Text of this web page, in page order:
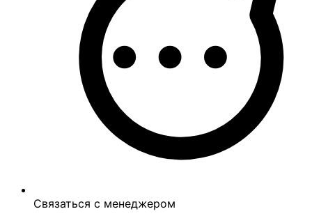
Связаться с менеджером